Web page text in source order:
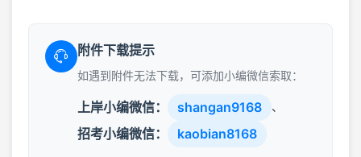
附件下载提示
如遇到附件无法下载，可添加小编微信索取：
上岸小编微信： shangan9168 、
招考小编微信： kaobian8168